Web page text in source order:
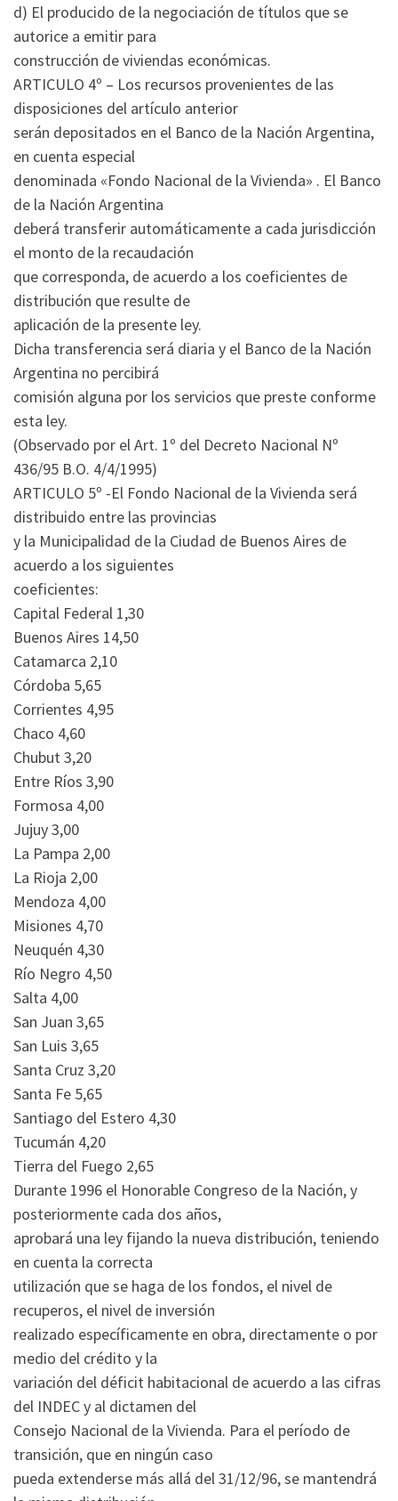
d) El producido de la negociación de títulos que se
autorice a emitir para
construcción de viviendas económicas.
ARTICULO 4º – Los recursos provenientes de las
disposiciones del artículo anterior
serán depositados en el Banco de la Nación Argentina,
en cuenta especial
denominada «Fondo Nacional de la Vivienda» . El Banco
de la Nación Argentina
deberá transferir automáticamente a cada jurisdicción
el monto de la recaudación
que corresponda, de acuerdo a los coeficientes de
distribución que resulte de
aplicación de la presente ley.
Dicha transferencia será diaria y el Banco de la Nación
Argentina no percibirá
comisión alguna por los servicios que preste conforme
esta ley.
(Observado por el Art. 1º del Decreto Nacional Nº
436/95 B.O. 4/4/1995)
ARTICULO 5º -El Fondo Nacional de la Vivienda será
distribuido entre las provincias
y la Municipalidad de la Ciudad de Buenos Aires de
acuerdo a los siguientes
coeficientes:
Capital Federal 1,30
Buenos Aires 14,50
Catamarca 2,10
Córdoba 5,65
Corrientes 4,95
Chaco 4,60
Chubut 3,20
Entre Ríos 3,90
Formosa 4,00
Jujuy 3,00
La Pampa 2,00
La Rioja 2,00
Mendoza 4,00
Misiones 4,70
Neuquén 4,30
Río Negro 4,50
Salta 4,00
San Juan 3,65
San Luis 3,65
Santa Cruz 3,20
Santa Fe 5,65
Santiago del Estero 4,30
Tucumán 4,20
Tierra del Fuego 2,65
Durante 1996 el Honorable Congreso de la Nación, y
posteriormente cada dos años,
aprobará una ley fijando la nueva distribución, teniendo
en cuenta la correcta
utilización que se haga de los fondos, el nivel de
recuperos, el nivel de inversión
realizado específicamente en obra, directamente o por
medio del crédito y la
variación del déficit habitacional de acuerdo a las cifras
del INDEC y al dictamen del
Consejo Nacional de la Vivienda. Para el período de
transición, que en ningún caso
pueda extenderse más allá del 31/12/96, se mantendrá